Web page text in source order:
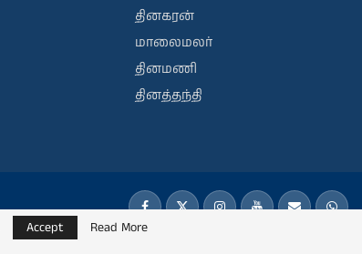
தினகரன்
மாலைமலர்
தினமணி
தினத்தந்தி
Accept Read More